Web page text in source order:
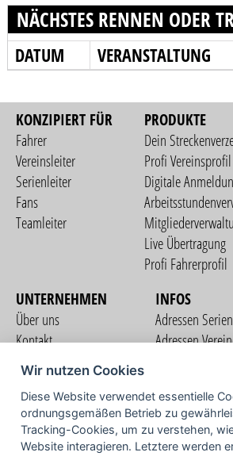
NÄCHSTES RENNEN ODER
DATUM VERANSTALTUNG
KONZIPIERT FÜR
Fahrer
Vereinsleiter
Serienleiter
Fans
Teamleiter
PRODUKTE
Dein
Profi Vereinsprofil
Digitale
Live Übertragung
Profi Fahrerprofil
UNTERNEHMEN
Über uns
Kontakt
Nutzungsbedingungen
Datenschutzerklärung
Impressum
INFOS
Adressen Serien
Adressen
COMMUNITY
Wir nutzen Cookies
Diese Website verwendet essentielle
ordnungsgemäßen Betrieb zu
Tracking-Cookies, um zu verstehen,
Website interagieren. Letztere werden